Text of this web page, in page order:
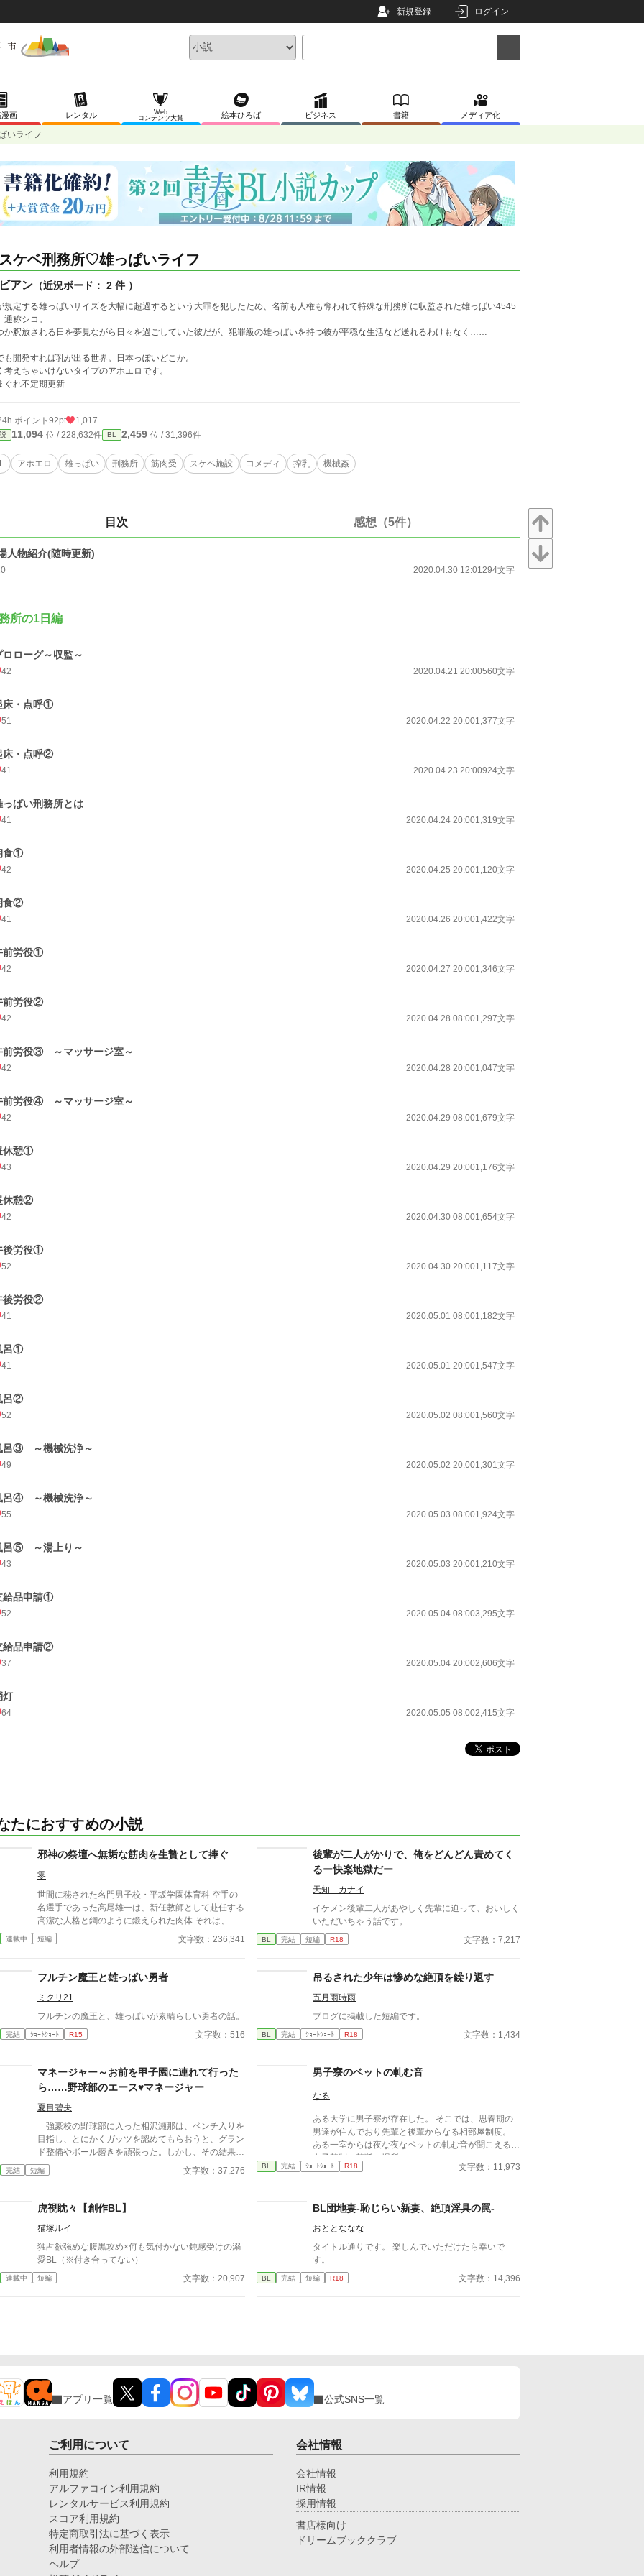
新規登録 ログイン
画 レンタル
Web
コンテンツ大賞
絵本ひろば ビジネス 書籍 メディア化
いライフ
ケベ刑務所♡雄っぱいライフ
アン （近況ボード： 2 件 ）
規定する雄っぱいサイズを大幅に超過するという大罪を犯したため、名前も人権も奪われて特殊な刑務所に収監された雄っぱい4545
通称シコ。
か釈放される日を夢見ながら日々を過ごしていた彼だが、犯罪級の雄っぱいを持つ彼が平穏な生活など送れるわけもなく……
も開発すれば乳が出る世界。日本っぽいどこか。
考えちゃいけないタイプのアホエロです。
ぐれ不定期更新
ポイント 92pt 1,017
11,094 位 / 228,632件 BL 2,459 位 / 31,396件
アホエロ 雄っぱい 刑務所 筋肉受 スケベ施設 コメディ 搾乳 機械姦
目次 感想（5件）
人物紹介(随時更新)
2020.04.30 12:01294文字
所の1日編
ロローグ～収監～
42 2020.04.21 20:00560文字
床・点呼①
51 2020.04.22 20:001,377文字
床・点呼②
41 2020.04.23 20:00924文字
っぱい刑務所とは
41 2020.04.24 20:001,319文字
食①
42 2020.04.25 20:001,120文字
食②
41 2020.04.26 20:001,422文字
前労役①
42 2020.04.27 20:001,346文字
前労役②
42 2020.04.28 08:001,297文字
前労役③ ～マッサージ室～
42 2020.04.28 20:001,047文字
前労役④ ～マッサージ室～
42 2020.04.29 08:001,679文字
休憩①
43 2020.04.29 20:001,176文字
休憩②
42 2020.04.30 08:001,654文字
後労役①
52 2020.04.30 20:001,117文字
後労役②
41 2020.05.01 08:001,182文字
呂①
41 2020.05.01 20:001,547文字
呂②
52 2020.05.02 08:001,560文字
呂③ ～機械洗浄～
49 2020.05.02 20:001,301文字
呂④ ～機械洗浄～
55 2020.05.03 08:001,924文字
呂⑤ ～湯上り～
43 2020.05.03 20:001,210文字
給品申請①
52 2020.05.04 08:003,295文字
給品申請②
37 2020.05.04 20:002,606文字
灯
64 2020.05.05 08:002,415文字
たにおすすめの小説
邪神の祭壇へ無垢な筋肉を生贄として捧ぐ
零
世間に秘された名門男子校・平坂学園体育科 空手の
名選手であった高尾雄一は、新任教師として赴任する
高潔な人格と鋼のように鍛えられた肉体 それは、学
園にとって最高の生贄の候補に他ならなかった 至高
の筋肉を持つ、精神を削られ意志をなくした青年を太
躍する 意志をなくし筋肉の操り人形と化した“デク”
消える教師 山奥の男子校で繰り広げられるダークフ
ァンタジー
連載中 短編 文字数：236,341
後輩が二人がかりで、俺をどんどん責めてく
るー快楽地獄だー
天知 カナイ
イケメン後輩二人があやしく先輩に迫って、おいしく
いただいちゃう話です。
BL 完結 短編 R18 文字数：7,217
フルチン魔王と雄っぱい勇者
ミクリ21
フルチンの魔王と、雄っぱいが素晴らしい勇者の話。
完結 ｼｮｰﾄｼｮｰﾄ R15 文字数：516
吊るされた少年は惨めな絶頂を繰り返す
五月雨時雨
ブログに掲載した短編です。
BL 完結 ｼｮｰﾄｼｮｰﾄ R18 文字数：1,434
マネージャー～お前を甲子園に連れて行った
ら……野球部のエース♥マネージャー
夏目碧央
強豪校の野球部に入った相沢瀬那は、ベンチ入りを
目指し、とにかくガッツを認めてもらおうと、グラン
ド整備やボール磨きを頑張った。しかし、その結果は
「マネージャーにならないか？」という監督からの言
葉。瀬那は葛藤の末、マネージャーに転身する。
の才能を羨ましく思っていたが、マネージャーとして
している事を知る。
完結 短編 文字数：37,276
男子寮のベットの軋む音
なる
ある大学に男子寮が存在した。 そこでは、思春期の
男達が住んでおり先輩と後輩からなる相部屋制度。
ある一室からは夜な夜なベットの軋む音が聞こえる。
女子禁制の禁断の場所。
BL 完結 ｼｮｰﾄｼｮｰﾄ R18 文字数：11,973
虎視眈々【創作BL】
猫塚ルイ
独占欲強めな腹黒攻め×何も気付かない鈍感受けの溺
愛BL（※付き合ってない）
連載中 短編 文字数：20,907
BL団地妻-恥じらい新妻、絶頂淫具の罠-
おととななな
タイトル通りです。 楽しんでいただけたら幸いで
す。
BL 完結 短編 R18 文字数：14,396
アプリ一覧 公式SNS一覧
ご利用について
利用規約
アルファコイン利用規約
レンタルサービス利用規約
スコア利用規約
特定商取引法に基づく表示
利用者情報の外部送信について
ヘルプ
会社情報
会社情報
IR情報
採用情報
書店様向け
ドリームブッククラブ